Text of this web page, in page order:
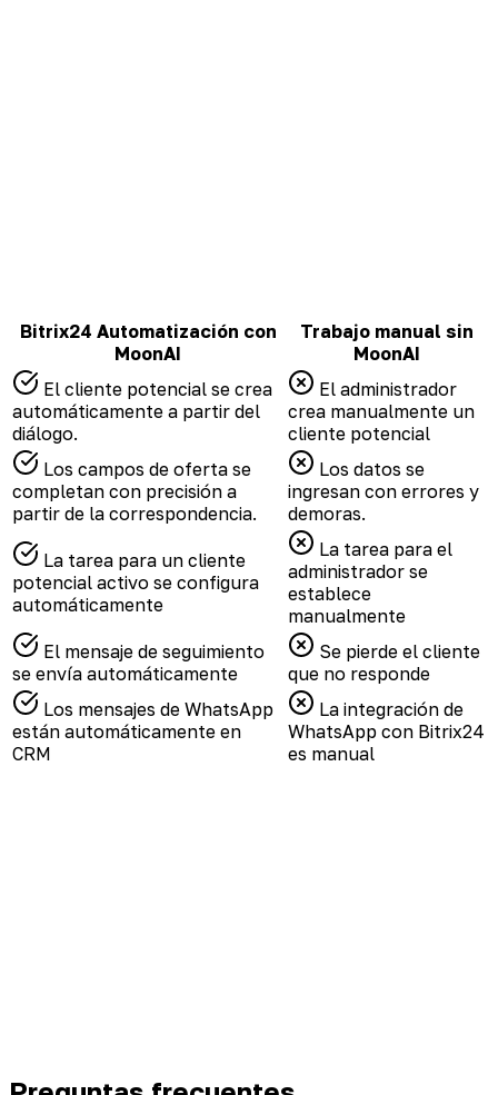
Bitrix24 Automatización con
MoonAI
Trabajo manual sin
MoonAI
El cliente potencial se crea
automáticamente a partir del
diálogo.
El administrador
crea manualmente un
cliente potencial
Los campos de oferta se
completan con precisión a
partir de la correspondencia.
Los datos se
ingresan con errores y
demoras.
La tarea para un cliente
potencial activo se configura
automáticamente
La tarea para el
administrador se
establece
manualmente
El mensaje de seguimiento
se envía automáticamente
Se pierde el cliente
que no responde
Los mensajes de WhatsApp
están automáticamente en
CRM
La integración de
WhatsApp con Bitrix24
es manual